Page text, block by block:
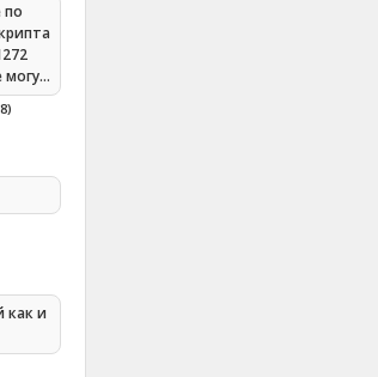
по
могу…
как и